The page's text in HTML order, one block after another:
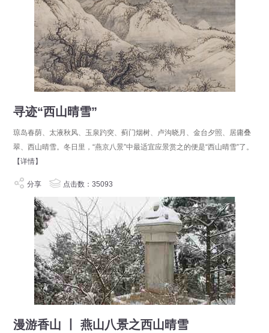
寻迹“西山晴雪”
琼岛春荫、太液秋风、玉泉趵突、蓟门烟树、卢沟晓月、金台夕照、居庸叠
翠、西山晴雪。冬日里，“燕京八景”中最适宜应景赏之的便是“西山晴雪”了。
【详情】
分享 点击数：35093
漫游香山 丨 燕山八景之西山晴雪